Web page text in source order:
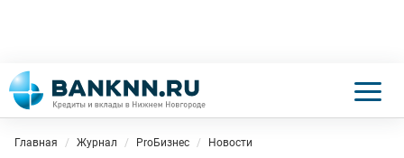
Главная Журнал ProБизнес Новости